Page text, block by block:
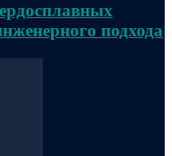
подхода